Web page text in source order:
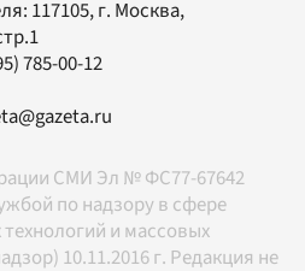
117105, г. Москва,
785-00-12
СМИ Эл № ФС77-67642
по надзору в сфере
и массовых
10.11.2016 г. Редакция не